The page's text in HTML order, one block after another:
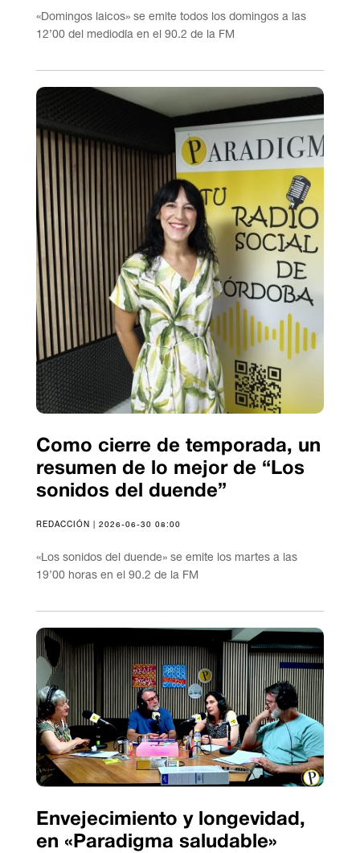
«Domingos laicos» se emite todos los domingos a las
12’00 del mediodía en el 90.2 de la FM
Como cierre de temporada, un
resumen de lo mejor de “Los
sonidos del duende”
REDACCIÓN | 2026-06-30 08:00
«Los sonidos del duende» se emite los martes a las
19’00 horas en el 90.2 de la FM
Envejecimiento y longevidad,
en «Paradigma saludable»